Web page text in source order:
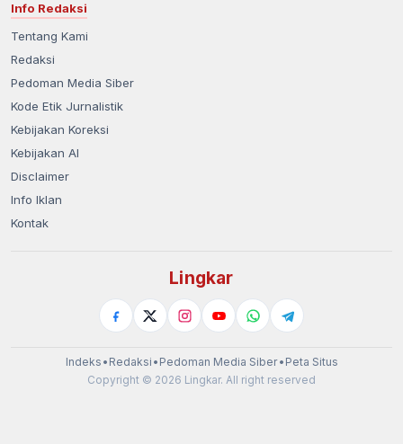
Info Redaksi
Tentang Kami
Redaksi
Pedoman Media Siber
Kode Etik Jurnalistik
Kebijakan Koreksi
Kebijakan AI
Disclaimer
Info Iklan
Kontak
Lingkar
Indeks • Redaksi • Pedoman Media Siber• Peta Situs
Copyright © 2026 Lingkar. All right reserved